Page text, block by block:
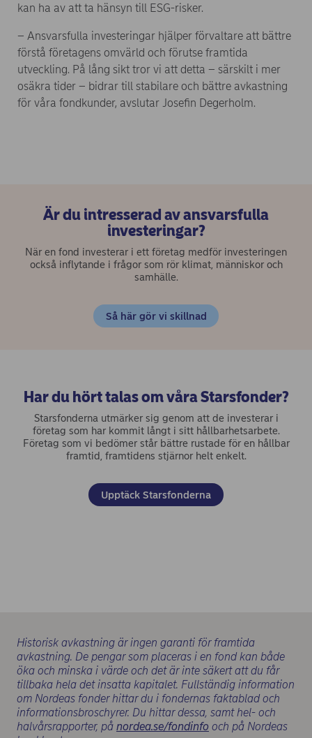
kan ha av att ta hänsyn till ESG-risker.
– Ansvarsfulla investeringar hjälper förvaltare att bättre
förstå företagens omvärld och förutse framtida
utveckling. På lång sikt tror vi att detta – särskilt i mer
osäkra tider – bidrar till stabilare och bättre avkastning
för våra fondkunder, avslutar Josefin Degerholm.
Är du intresserad av ansvarsfulla
investeringar?
När en fond investerar i ett företag medför investeringen
också inflytande i frågor som rör klimat, människor och
samhälle.
Så här gör vi skillnad
Har du hört talas om våra Starsfonder?
Starsfonderna utmärker sig genom att de investerar i
företag som har kommit långt i sitt hållbarhetsarbete.
Företag som vi bedömer står bättre rustade för en hållbar
framtid, framtidens stjärnor helt enkelt.
Upptäck Starsfonderna (opens in new
Historisk avkastning är ingen garanti för framtida
avkastning. De pengar som placeras i en fond kan både
öka och minska i värde och det är inte säkert att du får
tillbaka hela det insatta kapitalet. Fullständig information
om Nordeas fonder hittar du i fondernas faktablad och
informationsbroschyrer. Du hittar dessa, samt hel- och
halvårsrapporter, på nordea.se/fondinfo (opens in new
och på Nordeas